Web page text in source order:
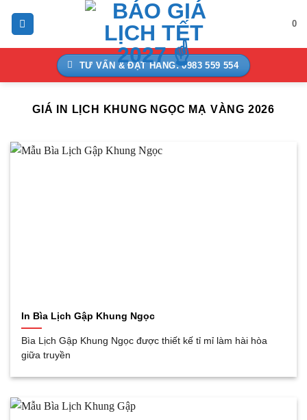
0
TƯ VẤN & ĐẶT HÀNG: 0983 559 554
GIÁ IN LỊCH KHUNG NGỌC MẠ VÀNG 2026
In Bìa Lịch Gập Khung Ngọc
Bìa Lịch Gập Khung Ngọc được thiết kế tỉ mỉ làm hài hòa
giữa truyền